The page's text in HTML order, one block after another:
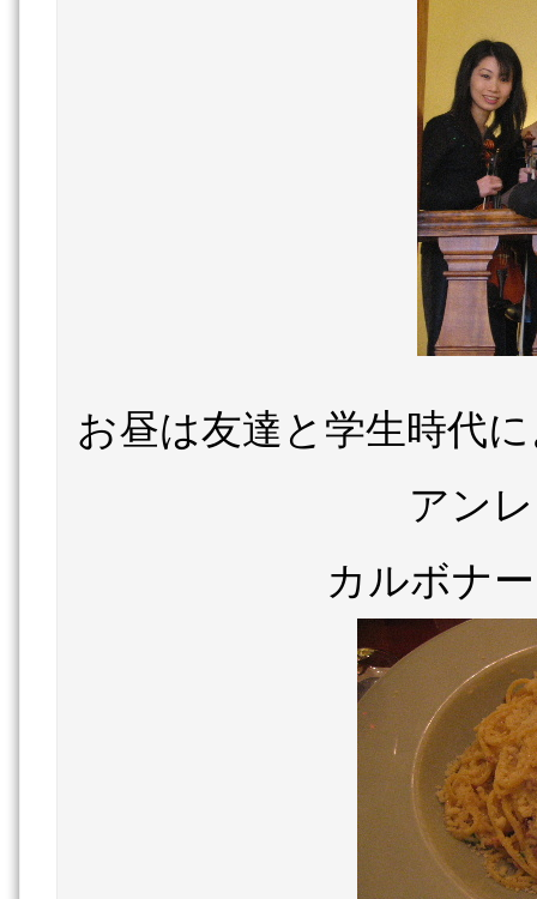
お昼は友達と学生時代
アン
カルボナ